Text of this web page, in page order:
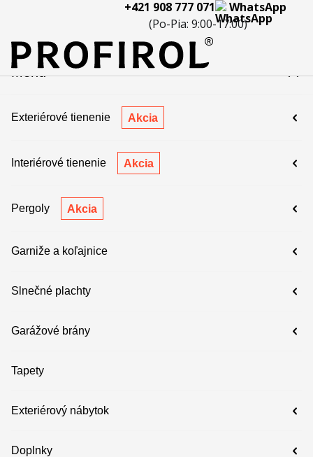
KontaktyKariéraSpolupráca
777 071
+421 908 777 071
WhatsApp
(Po-Pia: 9:00-17:00)
Menu
Exteriérové tienenie Akcia
Interiérové tienenie Akcia
Pergoly Akcia
Garniže a koľajnice
Slnečné plachty
Garážové brány
Tapety
Exteriérový nábytok
Doplnky